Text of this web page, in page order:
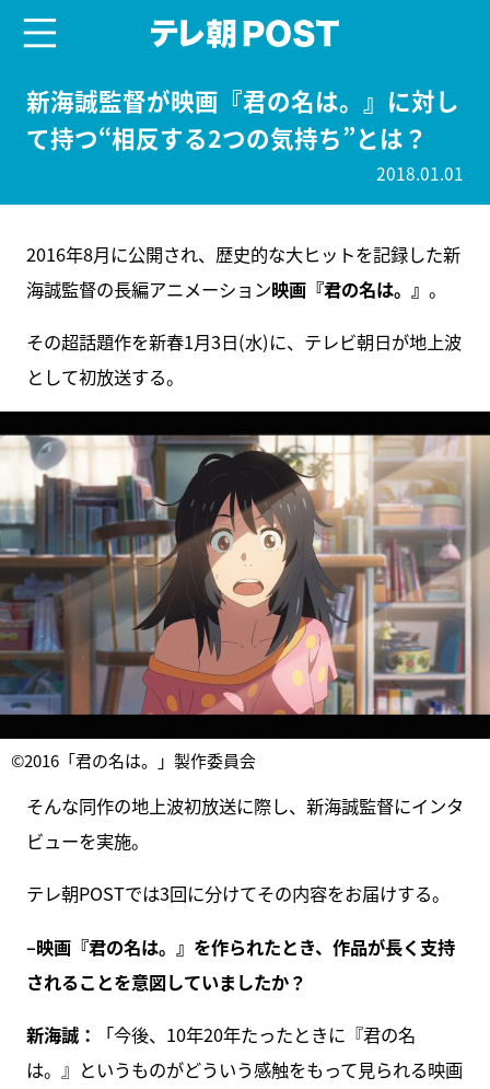
新海誠監督が映画『君の名は。』に対し
て持つ“相反する2つの気持ち”とは？
2018.01.01
2016年8月に公開され、歴史的な大ヒットを記録した新
海誠監督の長編アニメーション映画『君の名は。』 。
その超話題作を新春1月3日(水)に、テレビ朝日が地上波
として初放送する。
©2016「君の名は。」製作委員会
そんな同作の地上波初放送に際し、新海誠監督にインタ
ビューを実施。
テレ朝POSTでは3回に分けてその内容をお届けする。
–映画『君の名は。』を作られたとき、作品が長く支持
されることを意図していましたか？
新海誠：
「今後、10年20年たったときに『君の名
は。』というものがどういう感触をもって見られる映画